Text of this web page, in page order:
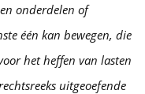
onderdelen of
één kan bewegen, die
het heffen van lasten
uitgeoefende